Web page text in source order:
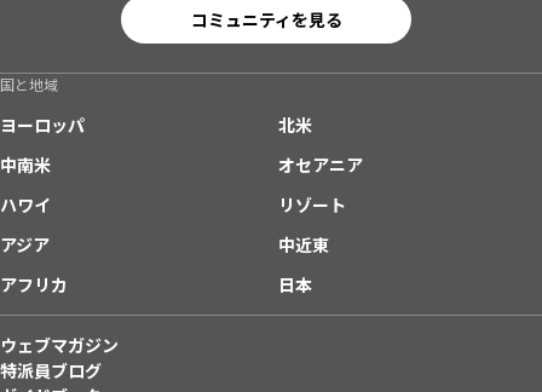
コミュニティを見る
国と地域
ヨーロッパ
北米
中南米
オセアニア
ハワイ
リゾート
アジア
中近東
アフリカ
日本
ウェブマガジン
特派員ブログ